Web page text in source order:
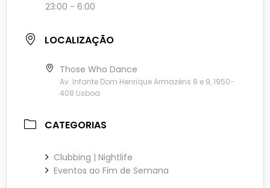
23:00 - 6:00
LOCALIZAÇÃO
Those Who Dance
Av. Infante Dom Henrique Armazéns 8 e 9, 1950-
408 Lisboa
CATEGORIAS
Clubbing | Nightlife
Eventos ao Fim de Semana